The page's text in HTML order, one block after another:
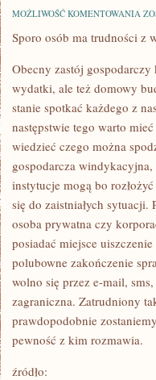
MOŻLIWOŚĆ KOMENTOWANIA
MA
Sporo osób ma trudności z
Obecny zastój
wydatki, ale też domowy
stanie spotkać każdego z
następstwie tego warto
wiedzieć czego można
gospodarcza
instytucje mogą bo
się do zaistniałych
osoba prywatna czy
posiadać miejsce
polubowne zakończenie
wolno się przez e-mail,
zagraniczna. Zatrudniony
prawdopodobnie
pewność z kim rozmawia.
źródło: